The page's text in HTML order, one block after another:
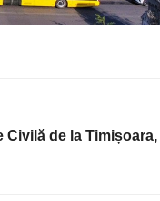
Civilă de la Timișoara,